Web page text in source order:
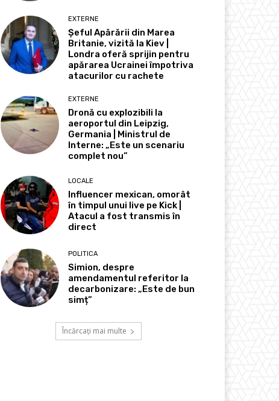
EXTERNE
Șeful Apărării din Marea
Britanie, vizită la Kiev |
Londra oferă sprijin pentru
apărarea Ucrainei împotriva
atacurilor cu rachete
EXTERNE
Dronă cu explozibili la
aeroportul din Leipzig,
Germania | Ministrul de
Interne: „Este un scenariu
complet nou”
LOCALE
Influencer mexican, omorât
în timpul unui live pe Kick |
Atacul a fost transmis în
direct
POLITICA
Simion, despre
amendamentul referitor la
decarbonizare: „Este de bun
simț”
Încărcați mai multe